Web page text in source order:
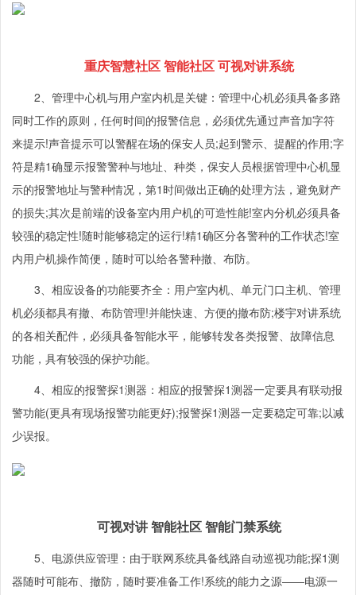
重庆智慧社区 智能社区 可视对讲系统
2、管理中心机与用户室内机是关键：管理中心机必须具备多路
同时工作的原则，任何时间的报警信息，必须优先通过声音加字符
来提示!声音提示可以警醒在场的保安人员;起到警示、提醒的作用;字
符是精1确显示报警警种与地址、种类，保安人员根据管理中心机显
示的报警地址与警种情况，第1时间做出正确的处理方法，避免财产
的损失;其次是前端的设备室内用户机的可造性能!室内分机必须具备
较强的稳定性!随时能够稳定的运行!精1确区分各警种的工作状态!室
内用户机操作简便，随时可以给各警种撤、布防。
3、相应设备的功能要齐全：用户室内机、单元门口主机、管理
机必须都具有撤、布防管理!并能快速、方便的撤布防;楼宇对讲系统
的各相关配件，必须具备智能水平，能够转发各类报警、故障信息
功能，具有较强的保护功能。
4、相应的报警探1测器：相应的报警探1测器一定要具有联动报
警功能(更具有现场报警功能更好);报警探1测器一定要稳定可靠;以减
少误报。
可视对讲 智能社区 智能门禁系统
5、电源供应管理：由于联网系统具备线路自动巡视功能;探1测
器随时可能布、撤防，随时要准备工作!系统的能力之源——电源一